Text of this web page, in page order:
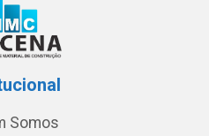
Somos